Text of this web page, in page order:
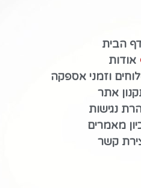
הבית
אודות
וזמני אספקה
אתר
נגישות
מאמרים
קשר